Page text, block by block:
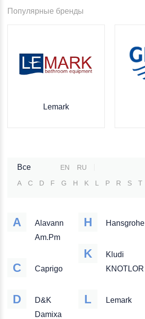
Популярные бренды
Lemark
Все EN
RU
A
C D F G H K L P R S T
A
Alavann
Am.Pm
C Caprigo
D
D&K
Damixa
H Hansgrohe
K
Kludi
KNOTLOR
L Lemark